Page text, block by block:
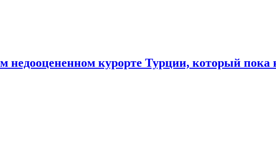
недооцененном курорте Турции, который пока